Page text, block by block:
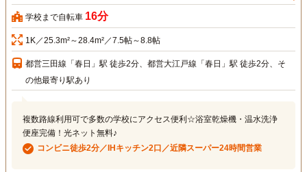
学校まで自転車 16分
1K／25.3m²～28.4m²／7.5帖～8.8帖
都営三田線「春日」駅 徒歩2分、都営大江戸線「春日」駅 徒歩2分、そ
の他最寄り駅あり
複数路線利用可で多数の学校にアクセス便利☆浴室乾燥機・温水洗浄
便座完備！光ネット無料♪
コンビニ徒歩2分／IHキッチン2口／近隣スーパー24時間営業